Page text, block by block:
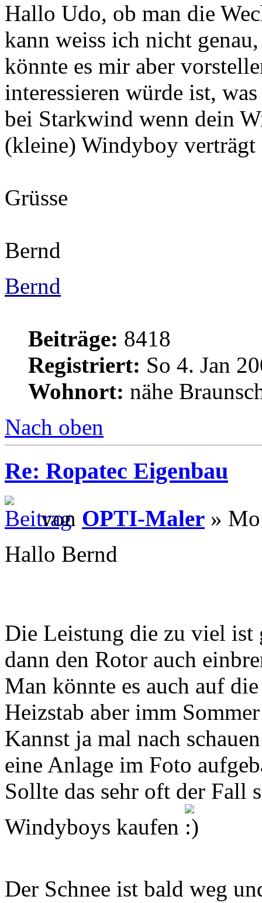
Hallo Udo, ob man die
kann weiss ich nicht
könnte es mir aber
interessieren würde ist,
bei Starkwind wenn dein
(kleine) Windyboy verträgt
Grüsse
Bernd
Bernd
Beiträge: 8418
Registriert: So 4. Jan
Wohnort: nähe
Nach oben
Re: Ropatec Eigenbau
von OPTI-Maler »
Hallo Bernd
Die Leistung die zu viel ist
dann den Rotor auch
Man könnte es auch auf
Heizstab aber imm
Kannst ja mal nach
eine Anlage im Foto
Sollte das sehr oft der Fall
Windyboys kaufen
Der Schnee ist bald weg